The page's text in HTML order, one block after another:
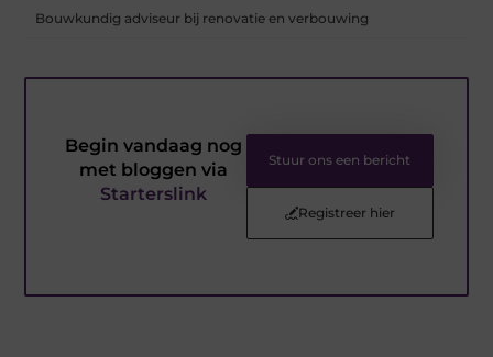
Bouwkundig adviseur bij renovatie en verbouwing
Begin vandaag nog
met bloggen via
Starterslink
Stuur ons een bericht
Registreer hier